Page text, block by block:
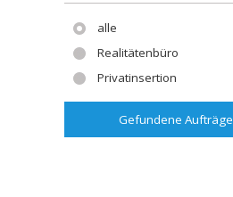
alle
Realitätenbüro
Privatinsertion
Gefundene Aufträge